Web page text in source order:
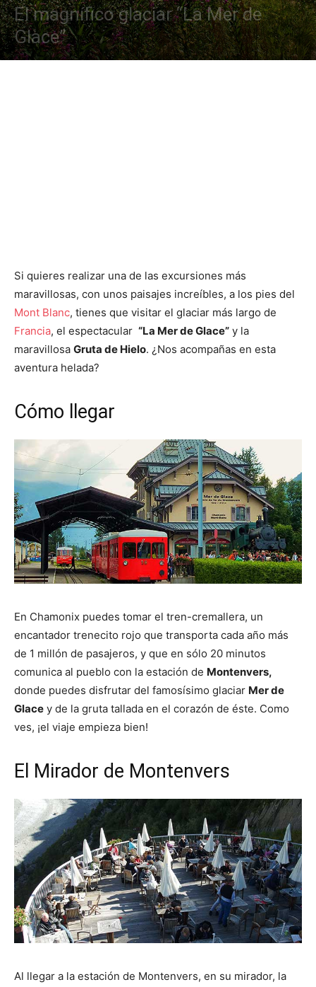
El magnífico glaciar “La Mer de
Glace”
Si quieres realizar una de las excursiones más
maravillosas, con unos paisajes increíbles, a los pies del
Mont Blanc, tienes que visitar el glaciar más largo de
Francia, el espectacular “La Mer de Glace” y la
maravillosa Gruta de Hielo. ¿Nos acompañas en esta
aventura helada?
Cómo llegar
En Chamonix puedes tomar el tren-cremallera, un
encantador trenecito rojo que transporta cada año más
de 1 millón de pasajeros, y que en sólo 20 minutos
comunica al pueblo con la estación de Montenvers,
donde puedes disfrutar del famosísimo glaciar Mer de
Glace y de la gruta tallada en el corazón de éste. Como
ves, ¡el viaje empieza bien!
El Mirador de Montenvers
Al llegar a la estación de Montenvers, en su mirador, la